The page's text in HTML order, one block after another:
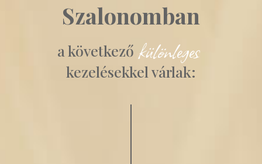
Szalonomban
a következő különleges
kezelésekkel várlak: